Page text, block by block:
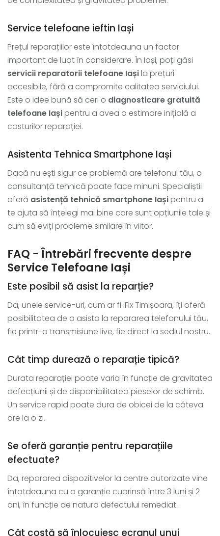
Service telefoane ieftin Iași
Prețul reparațiilor este întotdeauna un factor
important de luat în considerare. În Iași, poți găsi
servicii reparatorii telefoane Iașila prețuri
accesibile, fără a compromite calitatea serviciului.
Este o idee bună să ceri o diagnosticare gratuită
telefoane Iașipentru a avea o estimare inițială a
costurilor reparației.
Asistenta Tehnica Smartphone Iași
Dacă nu ești sigur ce problemă are telefonul tău, o
consultanță tehnică poate face minuni. Specialiștii
oferă asistență tehnică smartphone Iașipentru a
te ajuta să înțelegi mai bine care sunt opțiunile tale și
cum să eviți probleme similare în viitor.
FAQ - Întrebări frecvente despre
Service Telefoane Iași
Este posibil să asist la reparție?
Da, unele service-uri, cum ar fi iFix Timișoara, îți oferă
posibilitatea de a asista la repararea telefonului tău,
fie printr-o transmisiune live, fie direct la sediul nostru.
Cât timp durează o reparație tipică?
Durata reparației poate varia în funcție de gravitatea
defecțiunii și de disponibilitatea pieselor de schimb.
Un service rapid poate dura de obicei de la câteva
ore la o zi.
Se oferă garanție pentru reparațiile
efectuate?
Da, repararea dispozitivelor la centre autorizate vine
întotdeauna cu o garanție cuprinsă între 3 luni și 2
ani, în funcție de natura defectului remediat.
Cât costă să înlocuiesc ecranul unui